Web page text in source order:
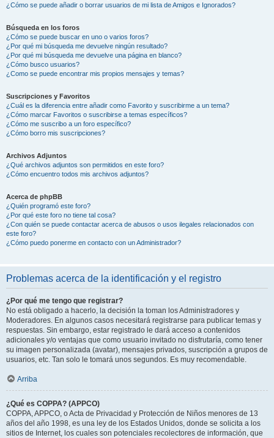
¿Cómo se puede añadir o borrar usuarios de mi lista de Amigos e Ignorados?
Búsqueda en los foros
¿Cómo se puede buscar en uno o varios foros?
¿Por qué mi búsqueda me devuelve ningún resultado?
¿Por qué mi búsqueda me devuelve una página en blanco?
¿Cómo busco usuarios?
¿Como se puede encontrar mis propios mensajes y temas?
Suscripciones y Favoritos
¿Cuál es la diferencia entre añadir como Favorito y suscribirme a un tema?
¿Cómo marcar Favoritos o suscribirse a temas específicos?
¿Cómo me suscribo a un foro específico?
¿Cómo borro mis suscripciones?
Archivos Adjuntos
¿Qué archivos adjuntos son permitidos en este foro?
¿Cómo encuentro todos mis archivos adjuntos?
Acerca de phpBB
¿Quién programó este foro?
¿Por qué este foro no tiene tal cosa?
¿Con quién se puede contactar acerca de abusos o usos ilegales relacionados con
este foro?
¿Cómo puedo ponerme en contacto con un Administrador?
Problemas acerca de la identificación y el registro
¿Por qué me tengo que registrar?
No está obligado a hacerlo, la decisión la toman los Administradores y
Moderadores. En algunos casos necesitará registrarse para publicar temas y
respuestas. Sin embargo, estar registrado le dará acceso a contenidos
adicionales y/o ventajas que como usuario invitado no disfrutaría, como tener
su imagen personalizada (avatar), mensajes privados, suscripción a grupos de
usuarios, etc. Tan solo le tomará unos segundos. Es muy recomendable.
Arriba
¿Qué es COPPA? (APPCO)
COPPA, APPCO, o Acta de Privacidad y Protección de Niños menores de 13
años del año 1998, es una ley de los Estados Unidos, donde se solicita a los
sitios de Internet, los cuales son potenciales recolectores de información, que